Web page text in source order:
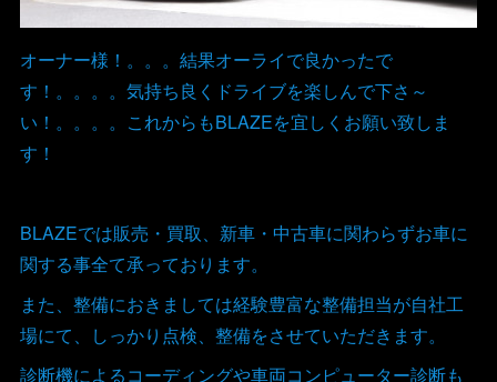
オーナー様！。。。結果オーライで良かったで
す！。。。。気持ち良くドライブを楽しんで下さ～
い！。。。。これからもBLAZEを宜しくお願い致しま
す！
BLAZEでは販売・買取、新車・中古車に関わらずお車に
関する事全て承っております。
また、整備におきましては経験豊富な整備担当が自社工
場にて、しっかり点検、整備をさせていただきます。
診断機によるコーディングや車両コンピューター診断も